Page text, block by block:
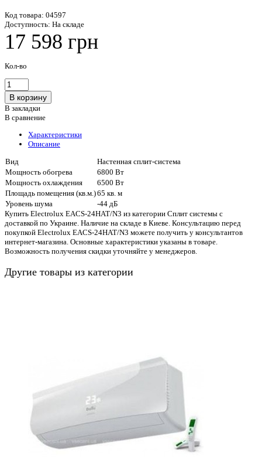
Код товара: 04597
Доступность: На складе
17 598 грн
Кол-во
В закладки
В сравнение
Характеристики
Описание
Вид
Настенная сплит-система
Мощность обогрева
6800 Вт
Мощность охлаждения
6500 Вт
Площадь помещения (кв.м.)65 кв. м
Уровень шума
-44 дБ
Купить Electrolux EACS-24HAT/N3 из категории Сплит системы с
доставкой по Украине. Наличие на складе в Киеве. Консультацию перед
покупкой Electrolux EACS-24HAT/N3 можете получить у консультантов
интернет-магазина. Основные характеристики указаны в товаре.
Возможность получения скидки уточняйте у менеджеров.
Другие товары из категории